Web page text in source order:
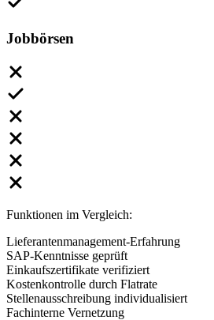
Jobbörsen
Funktionen im Vergleich:
Lieferantenmanagement-Erfahrung
SAP-Kenntnisse geprüft
Einkaufszertifikate verifiziert
Kostenkontrolle durch Flatrate
Stellenausschreibung individualisiert
Fachinterne Vernetzung